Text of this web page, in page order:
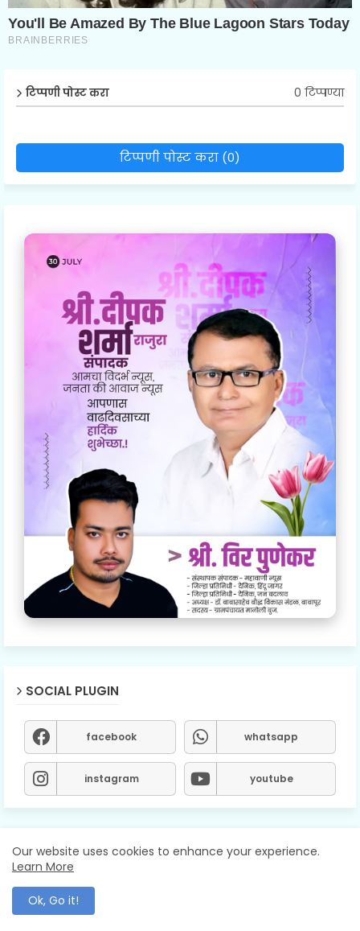
टिप्पणी पोस्ट करा 0 टिप्पण्या
टिप्पणी पोस्ट करा (0)
SOCIAL PLUGIN
facebook whatsapp
instagram youtube
POPULAR POSTS
Our website uses cookies to enhance your experience.
Learn More
Ok, Go it!